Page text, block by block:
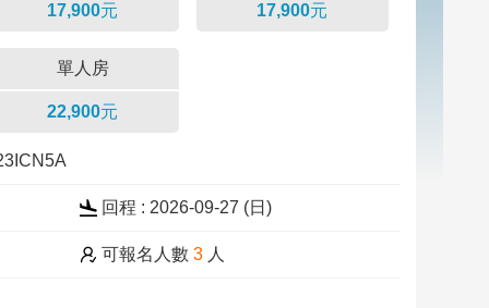
17,900元 17,900元
單人房
22,900元
回程 : 2026-09-27 (日 )
可報名人數 3人